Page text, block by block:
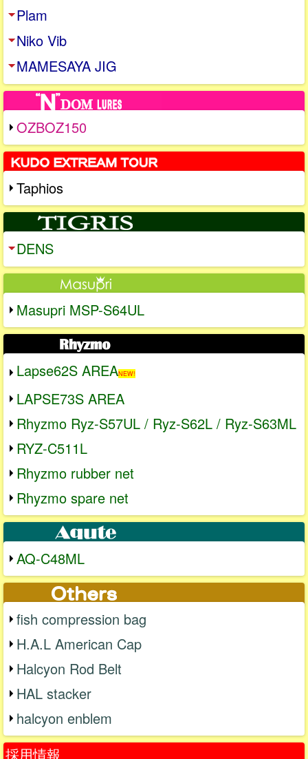
Plam
Niko Vib
MAMESAYA JIG
OZBOZ150
Taphios
DENS
Masupri MSP-S64UL
Lapse62S AREANEW!
LAPSE73S AREA
Rhyzmo Ryz-S57UL / Ryz-S62L / Ryz-S63ML
RYZ-C511L
Rhyzmo rubber net
Rhyzmo spare net
AQ-C48ML
fish compression bag
H.A.L American Cap
Halcyon Rod Belt
HAL stacker
halcyon enblem
採用情報